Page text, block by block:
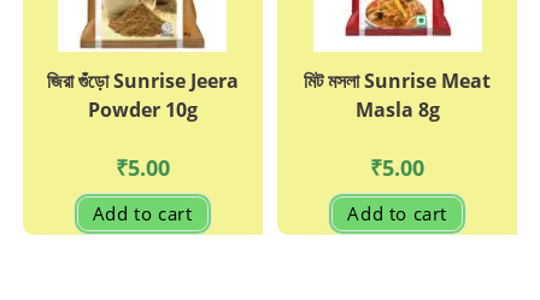
জিরা গুঁড়ো Sunrise Jeera
Powder 10g
₹5.00
Add to cart
মিট মসলা Sunrise Meat
Masla 8g
₹5.00
Add to cart